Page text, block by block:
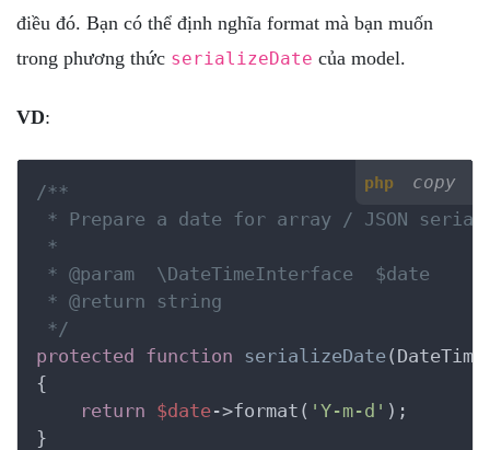
điều đó. Bạn có thể định nghĩa format mà bạn muốn
trong phương thức serializeDate của model.
VD:
php copy
/**
* Prepare a date for array / JSON
*
* @param \DateTimeInterface  $date
* @return string
*/
protected function serializeDate
{
return $date->format( 'Y-m-d' );
}